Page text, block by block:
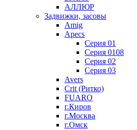
АЛЛЮР
Задвижки, засовы
Amig
Apecs
Серия 01
Серия 0108
Серия 02
Серия 03
Avers
Crit (Ритко)
FUARO
г.Киров
г.Москва
г.Омск